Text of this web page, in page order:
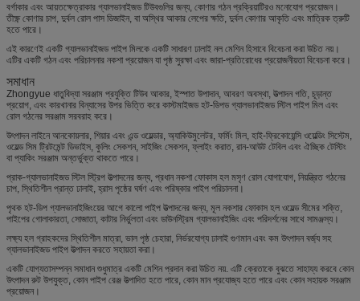
বর্গাকার এবং আয়তক্ষেত্রাকার গ্যালভানাইজড টিউবগুলির জন্য, কোণার গঠন প্রক্রিয়াটিরও মনোযোগ প্রয়োজন।
তীক্ষ্ণ কোণার চাপ, দুর্বল রোল পাস ডিজাইন, বা অস্থির আকার লেপের ক্ষতি, দুর্বল কোণার আকৃতি এবং মাত্রিক ত্রুটি
হতে পারে।
এই কারণেই একটি গ্যালভানাইজড পাইপ মিলকে একটি সাধারণ ঢালাই নল মেশিন হিসাবে বিবেচনা করা উচিত নয়।
এটির একটি গঠন এবং পরিচালনার নকশা প্রয়োজন যা পৃষ্ঠ সুরক্ষা এবং জারা-প্রতিরোধের প্রয়োজনীয়তা বিবেচনা করে।
সমাধান
Zhongyue ধাতুবিদ্যা সরঞ্জাম প্রযুক্তি টিউব আকার, ইস্পাত উপাদান, আবরণ অবস্থা, উত্পাদন গতি, চূড়ান্ত
প্রয়োগ, এবং কারখানার বিন্যাসের উপর ভিত্তি করে কাস্টমাইজড হট-ডিপড গ্যালভানাইজড স্টিল পাইপ মিল এবং
রোল গঠনের সরঞ্জাম সরবরাহ করে।
উৎপাদন লাইনে আনকোয়লার, শিয়ার এবং এন্ড ওয়েল্ডার, অ্যাকিউমুলেটর, ফর্মিং মিল, হাই-ফ্রিকোয়েন্সি ওয়েল্ডিং সিস্টেম,
ওয়েল্ড সিম ট্রিটমেন্ট ডিভাইস, কুলিং সেকশন, সাইজিং সেকশন, ফ্লাইং করাত, রান-আউট টেবিল এবং ঐচ্ছিক টেস্টিং
বা প্যাকিং সরঞ্জাম অন্তর্ভুক্ত থাকতে পারে।
প্রাক-গ্যালভানাইজড স্টিল স্ট্রিপ উত্পাদনের জন্য, প্রধান নকশা ফোকাস হল মসৃণ রোল যোগাযোগ, নিয়ন্ত্রিত গঠনের
চাপ, স্থিতিশীল প্রান্ত ঢালাই, হ্রাস পৃষ্ঠের ঘর্ষণ এবং পরিষ্কার পাইপ পরিচালনা।
পৃথক হট-ডিপ গ্যালভানাইজিংয়ের আগে কালো পাইপ উত্পাদনের জন্য, মূল নকশার ফোকাস হল ওয়েল্ড সীমের শক্তি,
পাইপের গোলাকারতা, সোজাতা, কাটার নির্ভুলতা এবং ডাউনস্ট্রিম গ্যালভানাইজিং এবং পরিদর্শনের সাথে সামঞ্জস্য।
লক্ষ্য হল গ্রাহকদের স্থিতিশীল মাত্রা, ভাল পৃষ্ঠ চেহারা, নির্ভরযোগ্য ঢালাই গুণমান এবং কম উৎপাদন বর্জ্য সহ
গ্যালভানাইজড পাইপ উত্পাদন করতে সহায়তা করা।
একটি যোগ্যতাসম্পন্ন সমাধান শুধুমাত্র একটি মেশিন প্রদান করা উচিত নয়. এটি ক্রেতাকে বুঝতে সাহায্য করবে কোন
উৎপাদন রুট উপযুক্ত, কোন পাইপ রেঞ্জ উত্পাদিত হতে পারে, কোন মান প্রযোজ্য হতে পারে এবং কোন সহায়ক সরঞ্জাম
প্রয়োজন।